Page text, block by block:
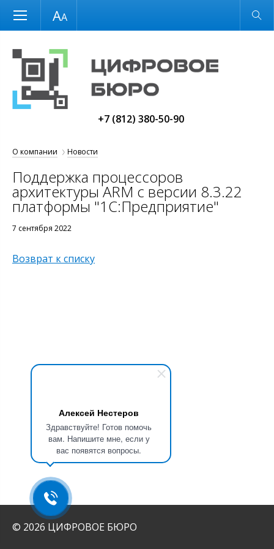
Алексей Нестеров
Здравствуйте! Готов помочь
вам. Напишите мне, если у
вас появятся вопросы.
Размер шрифта Обычная версия
+7 (812) 380-50-90
О компании Новости
Поддержка процессоров
архитектуры ARM с версии 8.3.22
платформы "1С:Предприятие"
7 сентября 2022
Возврат к списку
© 2026 ЦИФРОВОЕ БЮРО